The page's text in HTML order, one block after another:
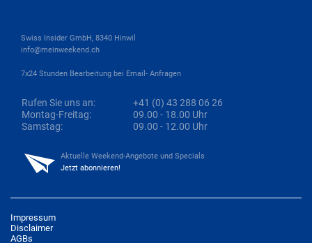
Swiss Insider GmbH, 8340 Hinwil
info@meinweekend.ch
7x24 Stunden Bearbeitung bei Email- Anfragen
Rufen Sie uns an:
+41 (0) 43 288 06 26
Montag-Freitag:
09.00 - 18.00 Uhr
Samstag:
09.00 - 12.00 Uhr
Aktuelle Weekend-Angebote und Specials
Jetzt abonnieren!
Impressum
Disclaimer
AGBs